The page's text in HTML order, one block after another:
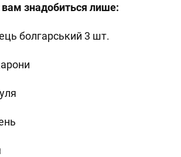
знадобиться лише:
болгарський 3 шт.